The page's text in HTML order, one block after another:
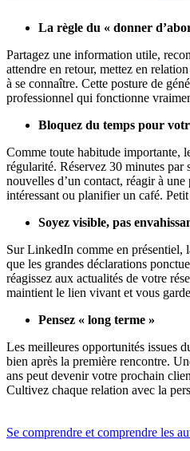
La règle du « donner
Partagez une information utile,
attendre en retour, mettez en
à se connaître. Cette posture de
professionnel qui fonctionne
Bloquez du temps pour
Comme toute habitude importante,
régularité. Réservez 30 minutes par
nouvelles d’un contact, réagir à
intéressant ou planifier un café.
Soyez visible, pas
Sur LinkedIn comme en
que les grandes déclarations
réagissez aux actualités de votre
maintient le lien vivant et vous
Pensez « long terme »
Les meilleures opportunités issues
bien après la première rencontre.
ans peut devenir votre prochain
Cultivez chaque relation avec la
Se comprendre et comprendre les